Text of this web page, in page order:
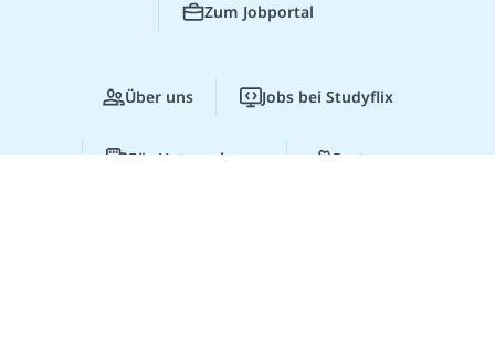
Zum Jobportal
Über uns Jobs bei Studyflix
Für Unternehmen Partner